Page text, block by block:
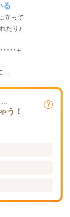
る
立って
たり♪
…
う！